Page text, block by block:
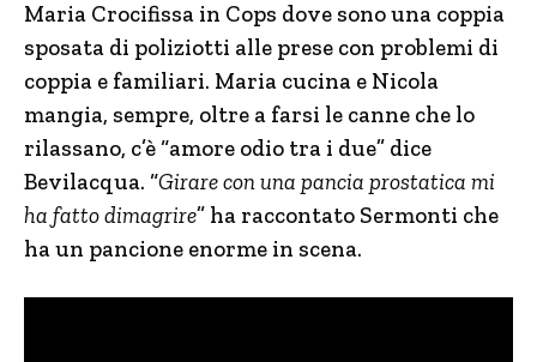
Maria Crocifissa in Cops dove sono una coppia
sposata di poliziotti alle prese con problemi di
coppia e familiari. Maria cucina e Nicola
mangia, sempre, oltre a farsi le canne che lo
rilassano, c’è “amore odio tra i due” dice
Bevilacqua. “Girare con una pancia prostatica mi
ha fatto dimagrire” ha raccontato Sermonti che
ha un pancione enorme in scena.